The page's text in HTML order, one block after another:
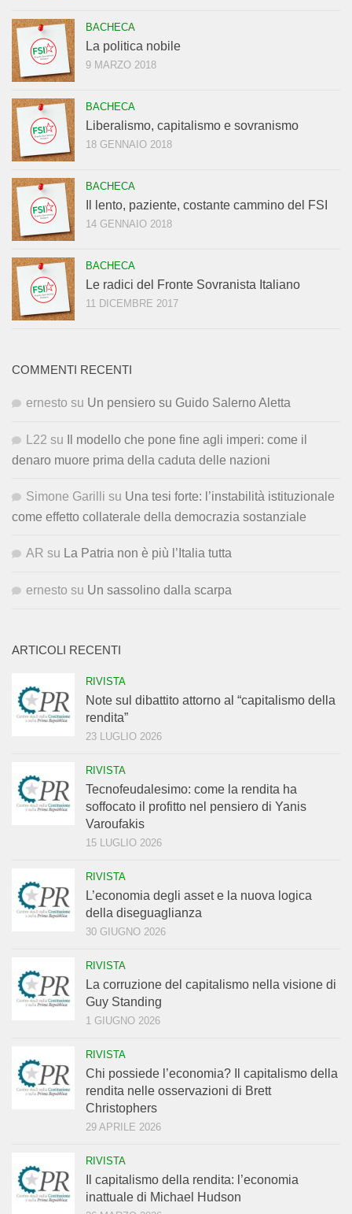
BACHECA
La politica nobile
9 MARZO 2018
BACHECA
Liberalismo, capitalismo e sovranismo
18 GENNAIO 2018
BACHECA
Il lento, paziente, costante cammino del FSI
14 GENNAIO 2018
BACHECA
Le radici del Fronte Sovranista Italiano
11 DICEMBRE 2017
COMMENTI RECENTI
ernesto su Un pensiero su Guido Salerno Aletta
L22 su
Il modello che pone fine agli imperi: come il
denaro muore prima della caduta delle nazioni
Simone Garilli su Una tesi forte: l’instabilità istituzionale
come effetto collaterale della democrazia sostanziale
AR su La Patria non è più l’Italia tutta
ernesto su Un sassolino dalla scarpa
ARTICOLI RECENTI
RIVISTA
Note sul dibattito attorno al “capitalismo della
rendita”
23 LUGLIO 2026
RIVISTA
Tecnofeudalesimo: come la rendita ha
soffocato il profitto nel pensiero di Yanis
Varoufakis
15 LUGLIO 2026
RIVISTA
L’economia degli asset e la nuova logica
della diseguaglianza
30 GIUGNO 2026
RIVISTA
La corruzione del capitalismo nella visione di
Guy Standing
1 GIUGNO 2026
RIVISTA
Chi possiede l’economia? Il capitalismo della
rendita nelle osservazioni di Brett
Christophers
29 APRILE 2026
RIVISTA
Il capitalismo della rendita: l’economia
inattuale di Michael Hudson